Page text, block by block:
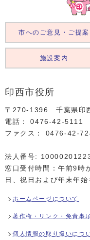
印西市役所
〒270-1396 千葉県印
電話： 0476‐42‐5111
ファクス：
法人番号:
窓口受付時間：午前9時
日、祝日および年末年始
ホームページについて
著作権・リンク・免責事
個人情報の取り扱いにつ
市へのご意見・ご提案
施設案内